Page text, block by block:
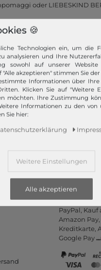
oder LIEBESKIND
Ihre Bestellung schnell
Premiumversand.
PayPal, Kauf
Amazon Pay,
Kredit­karte,
Google Pay...
🍪
Technologien ein, um die
analysieren und Ihre
sowohl auf unserer
akzeptieren" stimmen Sie
Informationen über
Klicken Sie auf "Weitere
möchten. Ihre Zustimmung
Informationen zu den von
Sie hier:
Weitere Einstellungen
Alle akzeptieren